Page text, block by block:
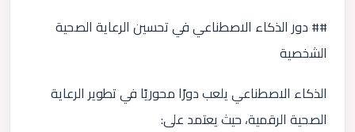
## دور الذكاء الاصطناعي في تحسين الرعاية الصحية
الشخصية
الذكاء الاصطناعي يلعب دورًا محوريًا في تطوير الرعاية
الصحية الرقمية، حيث يعتمد على: